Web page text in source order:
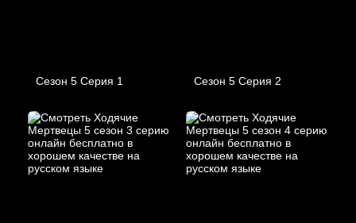
Сезон 5 Серия 1 Сезон 5 Серия 2